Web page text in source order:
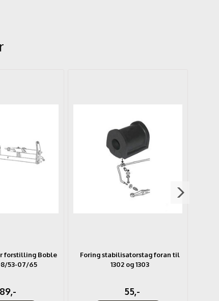
forstilling Boble
53-07/65
89,-
Foring stabilisatorstag foran til
1302 og 1303
55,-